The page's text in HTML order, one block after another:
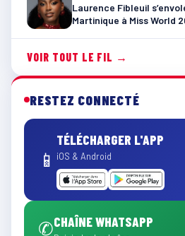
Laurence Fibleuil
Martinique à Miss World
VOIR TOUT LE FIL →
RESTEZ CONNECTÉ
📱
TÉLÉCHARGER L'APP
iOS & Android
✆CHAÎNE WHATSAPP